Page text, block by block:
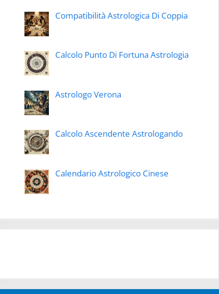
Compatibilità Astrologica Di Coppia
Calcolo Punto Di Fortuna Astrologia
Astrologo Verona
Calcolo Ascendente Astrologando
Calendario Astrologico Cinese